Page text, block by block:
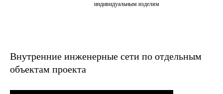
Внутренние инженерные сети по отдельным
объектам проекта
и эффективность бизнеса.